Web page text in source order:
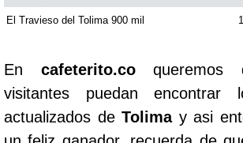
El Travieso del Tolima 900 mil
En cafeterito.coqueremos
visitantes puedan encontrar
actualizados deTolimay asi